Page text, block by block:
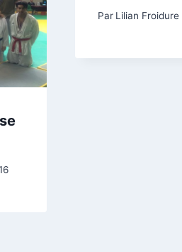
Par Lilian Froidure